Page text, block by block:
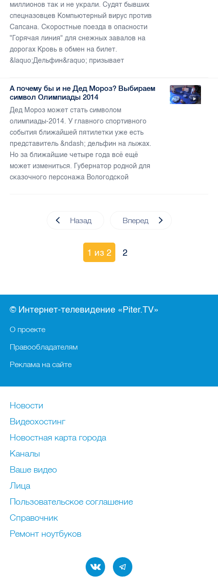
миллионов так и не украли. Судят бывших
спецназовцев Компьютерный вирус против
Сапсана. Скоростные поезда в опасности
"Горячая линия" для снежных завалов на
дорогах Кровь в обмен на билет.
&laquo;Дельфин&raquo; призывает
А почему бы и не Дед Мороз? Выбираем
символ Олимпиады 2014
Дед Мороз может стать символом
олимпиады-2014. У главного спортивного
события ближайшей пятилетки уже есть
представитель &ndash; дельфин на лыжах.
Но за ближайшие четыре года всё ещё
может измениться. Губернатор родной для
сказочного персонажа Вологодской
Назад Вперед
1 из 2 2
© Интернет-телевидение «Piter.TV»
О проекте
Правообладателям
Реклама на сайте
Новости
Видеохостинг
Новостная карта города
Каналы
Ваше видео
Лица
Пользовательское соглашение
Справочник
Ремонт нoутбуков